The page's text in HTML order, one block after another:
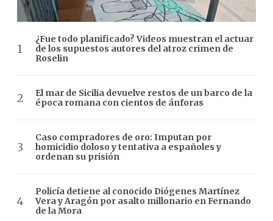
¿Fue todo planificado? Videos muestran el actuar
de los supuestos autores del atroz crimen de
Roselin
El mar de Sicilia devuelve restos de un barco de la
época romana con cientos de ánforas
Caso compradores de oro: Imputan por
homicidio doloso y tentativa a españoles y
ordenan su prisión
Policía detiene al conocido Diógenes Martínez
Vera y Aragón por asalto millonario en Fernando
de la Mora